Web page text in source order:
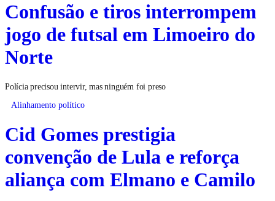
Confusão e tiros interrompem
jogo de futsal em Limoeiro do
Norte
Polícia precisou intervir, mas ninguém foi preso
Alinhamento político
Cid Gomes prestigia
convenção de Lula e reforça
aliança com Elmano e Camilo